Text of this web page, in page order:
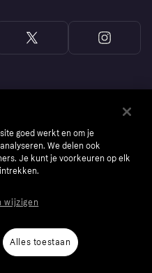
goed werkt en om je
We delen ook
Je kunt je voorkeuren op elk
Alles toestaan
wijzigen